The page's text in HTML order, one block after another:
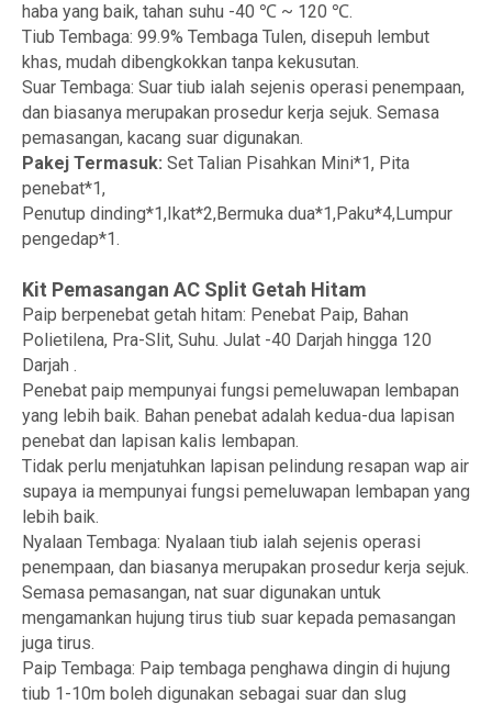
haba yang baik, tahan suhu -40 ℃ ~ 120 ℃.
Tiub Tembaga: 99.9% Tembaga Tulen, disepuh lembut
khas, mudah dibengkokkan tanpa kekusutan.
Suar Tembaga: Suar tiub ialah sejenis operasi penempaan,
dan biasanya merupakan prosedur kerja sejuk. Semasa
pemasangan, kacang suar digunakan.
Pakej Termasuk: Set Talian Pisahkan Mini*1, Pita
penebat*1,
Penutup dinding*1,Ikat*2,Bermuka dua*1,Paku*4,Lumpur
pengedap*1.
Kit Pemasangan AC Split Getah Hitam
Paip berpenebat getah hitam: Penebat Paip, Bahan
Polietilena, Pra-Slit, Suhu. Julat -40 Darjah hingga 120
Darjah .
Penebat paip mempunyai fungsi pemeluwapan lembapan
yang lebih baik. Bahan penebat adalah kedua-dua lapisan
penebat dan lapisan kalis lembapan.
Tidak perlu menjatuhkan lapisan pelindung resapan wap air
supaya ia mempunyai fungsi pemeluwapan lembapan yang
lebih baik.
Nyalaan Tembaga: Nyalaan tiub ialah sejenis operasi
penempaan, dan biasanya merupakan prosedur kerja sejuk.
Semasa pemasangan, nat suar digunakan untuk
mengamankan hujung tirus tiub suar kepada pemasangan
juga tirus.
Paip Tembaga: Paip tembaga penghawa dingin di hujung
tiub 1-10m boleh digunakan sebagai suar dan slug